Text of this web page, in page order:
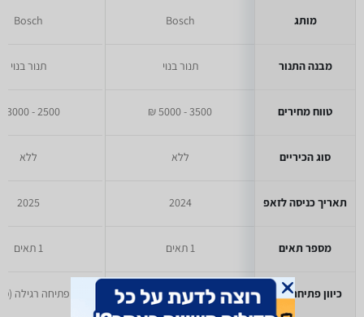
מותג
מבנה התנור
טווח מחירים
סוג הכיריים
תאריך כניסה לזאפ
מספר תאים
כיוון פתיחת דלת
Bosch
תנור בנוי
3500 - 5000 ₪
ללא
2024
1 תאים
פתיחה רגילה (מטה)
Bosch
תנור בנוי
2500 - 3000 ₪
ללא
2025
1 תאים
פתיחה רגילה